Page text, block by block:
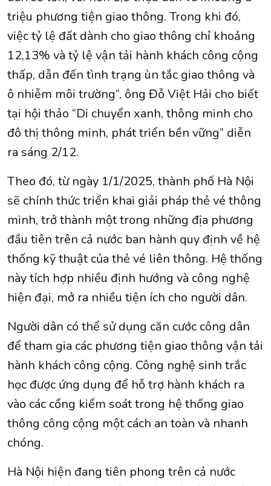
triệu phương tiện giao thông. Trong khi đó,
việc tỷ lệ đất dành cho giao thông chỉ khoảng
12,13% và tỷ lệ vận tải hành khách công cộng
thấp, dẫn đến tình trạng ùn tắc giao thông và
ô nhiễm môi trường”, ông Đỗ Việt Hải cho biết
tại hội thảo “Di chuyển xanh, thông minh cho
đô thị thông minh, phát triển bền vững” diễn
ra sáng 2/12.
Theo đó, từ ngày 1/1/2025, thành phố Hà Nội
sẽ chính thức triển khai giải pháp thẻ vé thông
minh, trở thành một trong những địa phương
đầu tiên trên cả nước ban hành quy định về hệ
thống kỹ thuật của thẻ vé liên thông. Hệ thống
này tích hợp nhiều định hướng và công nghệ
hiện đại, mở ra nhiều tiện ích cho người dân.
Người dân có thể sử dụng căn cước công dân
để tham gia các phương tiện giao thông vận tải
hành khách công cộng. Công nghệ sinh trắc
học được ứng dụng để hỗ trợ hành khách ra
vào các cổng kiểm soát trong hệ thống giao
thông công cộng một cách an toàn và nhanh
chóng.
Hà Nội hiện đang tiên phong trên cả nước